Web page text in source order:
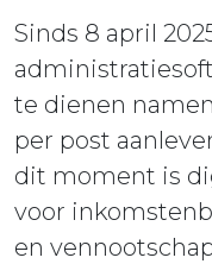
Sinds 8 april
te dienen
per post
dit moment is
voor
en